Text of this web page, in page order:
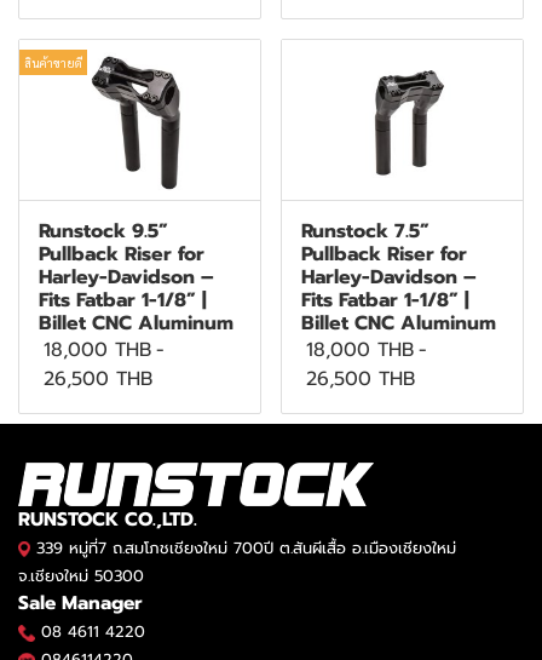
สินค้าขายดี
Runstock 9.5”
Pullback Riser for
Harley-Davidson –
Fits Fatbar 1-1/8” |
Billet CNC Aluminum
18,000 THB-
26,500 THB
Runstock 7.5”
Pullback Riser for
Harley-Davidson –
Fits Fatbar 1-1/8” |
Billet CNC Aluminum
18,000 THB-
26,500 THB
RUNSTOCK CO.,LTD.
339 หมู่ที่7 ถ.สมโภชเชียงใหม่ 700ปี ต.สันผีเสื้อ อ.เมืองเชียงใหม่
จ.เชียงใหม่ 50300
Sale Manager
08 4611 4220